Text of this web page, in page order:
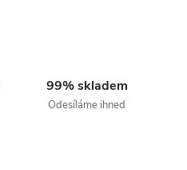
99% skladem
Odesíláme ihned